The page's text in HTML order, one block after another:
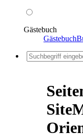
Gästebuch
Gästebuch